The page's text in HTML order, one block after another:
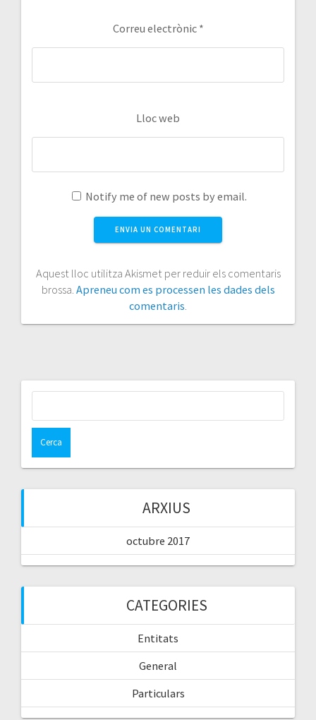
Correu electrònic *
Lloc web
Notify me of new posts by email.
Aquest lloc utilitza Akismet per reduir els comentaris
brossa. Apreneu com es processen les dades dels
comentaris
ARXIUS
octubre 2017
CATEGORIES
Entitats
General
Particulars